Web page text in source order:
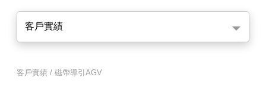
客戶實績
客戶實績 / 磁帶導引AGV